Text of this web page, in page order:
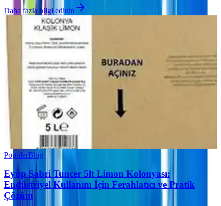
Daha fazla bilgi edinin
PopülerBlog
Eyüp Sabri Tuncer 5lt Limon Kolonyası:
Endüstriyel Kullanım İçin Ferahlatıcı ve Pratik
Çözüm